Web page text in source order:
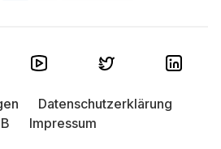
Datenschutzerklärung
Impressum